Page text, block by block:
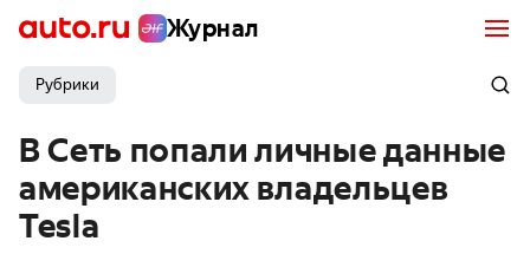
Журнал
Рубрики
В Сеть попали личные данные
американских владельцев
Tesla